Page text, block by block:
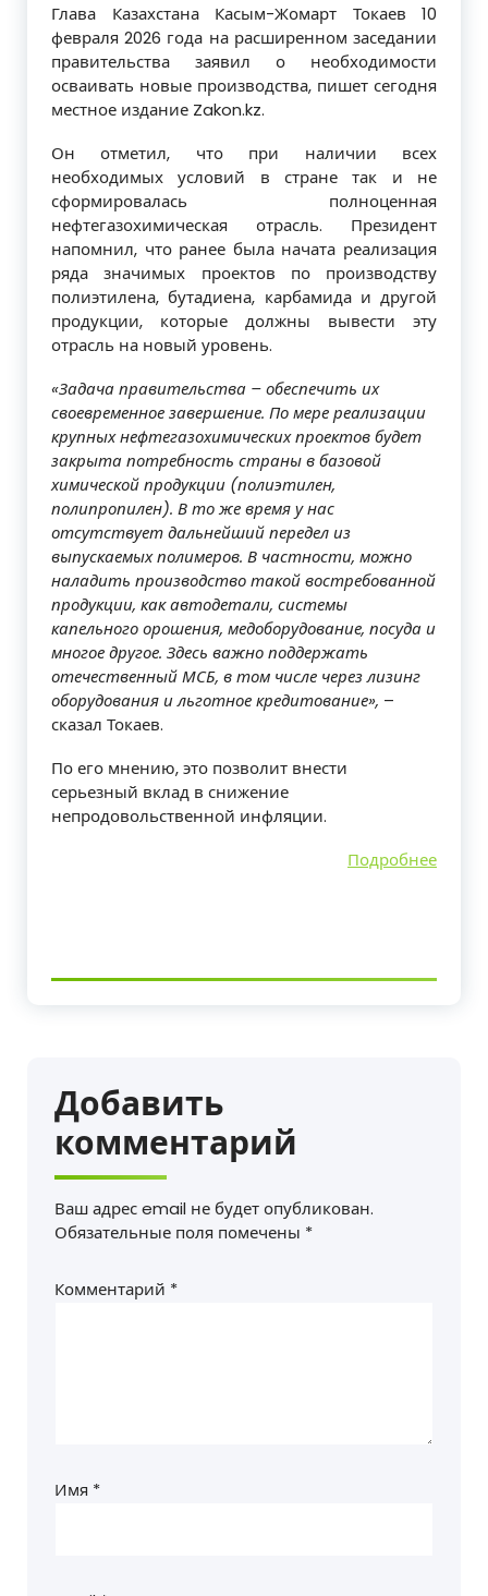
Глава Казахстана Касым-Жомарт Токаев 10
февраля 2026 года на расширенном заседании
правительства заявил о необходимости
осваивать новые производства, пишет сегодня
местное издание Zakon.kz.
Он отметил, что при наличии всех
необходимых условий в стране так и не
сформировалась полноценная
нефтегазохимическая отрасль. Президент
напомнил, что ранее была начата реализация
ряда значимых проектов по производству
полиэтилена, бутадиена, карбамида и другой
продукции, которые должны вывести эту
отрасль на новый уровень.
«Задача правительства – обеспечить их
своевременное завершение. По мере реализации
крупных нефтегазохимических проектов будет
закрыта потребность страны в базовой
химической продукции (полиэтилен,
полипропилен). В то же время у нас
отсутствует дальнейший передел из
выпускаемых полимеров. В частности, можно
наладить производство такой востребованной
продукции, как автодетали, системы
капельного орошения, медоборудование, посуда и
многое другое. Здесь важно поддержать
отечественный МСБ, в том числе через лизинг
оборудования и льготное кредитование», –
сказал Токаев.
По его мнению, это позволит внести
серьезный вклад в снижение
непродовольственной инфляции.
Подробнее
Добавить
комментарий
Ваш адрес email не будет опубликован.
Обязательные поля помечены *
Комментарий *
Имя *